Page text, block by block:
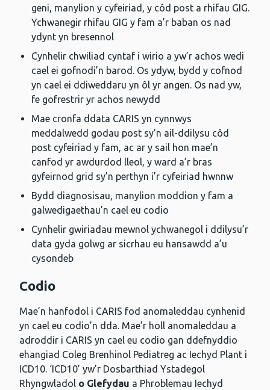
geni, manylion y cyfeiriad, y côd post a rhifau GIG.
Ychwanegir rhifau GIG y fam a’r baban os nad
ydynt yn bresennol
Cynhelir chwiliad cyntaf i wirio a yw’r achos wedi
cael ei gofnodi’n barod. Os ydyw, bydd y cofnod
yn cael ei ddiweddaru yn ôl yr angen. Os nad yw,
fe gofrestrir yr achos newydd
Mae cronfa ddata CARIS yn cynnwys
meddalwedd godau post sy’n ail-ddilysu côd
post cyfeiriad y fam, ac ar y sail hon mae’n
canfod yr awdurdod lleol, y ward a’r bras
gyfeirnod grid sy’n perthyn i’r cyfeiriad hwnnw
Bydd diagnosisau, manylion moddion y fam a
galwedigaethau’n cael eu codio
Cynhelir gwiriadau mewnol ychwanegol i ddilysu’r
data gyda golwg ar sicrhau eu hansawdd a’u
cysondeb
Codio
Mae’n hanfodol i CARIS fod anomaleddau cynhenid
yn cael eu codio’n dda. Mae’r holl anomaleddau a
adroddir i CARIS yn cael eu codio gan ddefnyddio
ehangiad Coleg Brenhinol Pediatreg ac Iechyd Plant i
ICD10. ‘ICD10’ yw’r Dosbarthiad Ystadegol
Rhyngwladol o Glefydau a Phroblemau Iechyd